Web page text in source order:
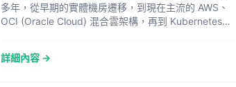
多年，從早期的實體機房遷移，到現在主流的 AWS、
OCI (Oracle Cloud) 混合雲架構，再到 Kubernetes
詳細內容 →